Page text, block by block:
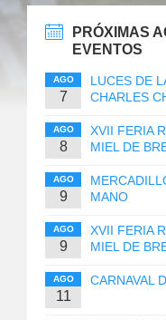
PRÓXIMAS
EVENTOS
AGO
7
LUCES DE
CHARLES
AGO
8
XVII FERIA
MIEL DE
AGO
9
MANO
AGO
9
XVII FERIA
MIEL DE
AGO
11
CARNAVAL